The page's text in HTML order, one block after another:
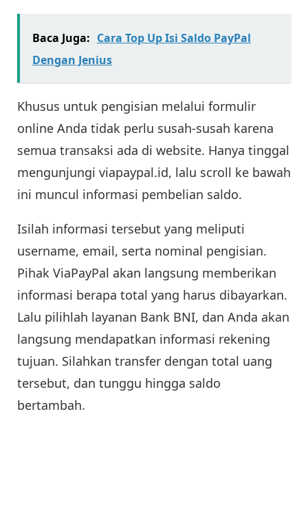
Baca Juga: Cara Top Up Isi Saldo PayPal
Dengan Jenius
Khusus untuk pengisian melalui formulir
online Anda tidak perlu susah-susah karena
semua transaksi ada di website. Hanya tinggal
mengunjungi viapaypal.id, lalu scroll ke bawah
ini muncul informasi pembelian saldo.
Isilah informasi tersebut yang meliputi
username, email, serta nominal pengisian.
Pihak ViaPayPal akan langsung memberikan
informasi berapa total yang harus dibayarkan.
Lalu pilihlah layanan Bank BNI, dan Anda akan
langsung mendapatkan informasi rekening
tujuan. Silahkan transfer dengan total uang
tersebut, dan tunggu hingga saldo
bertambah.